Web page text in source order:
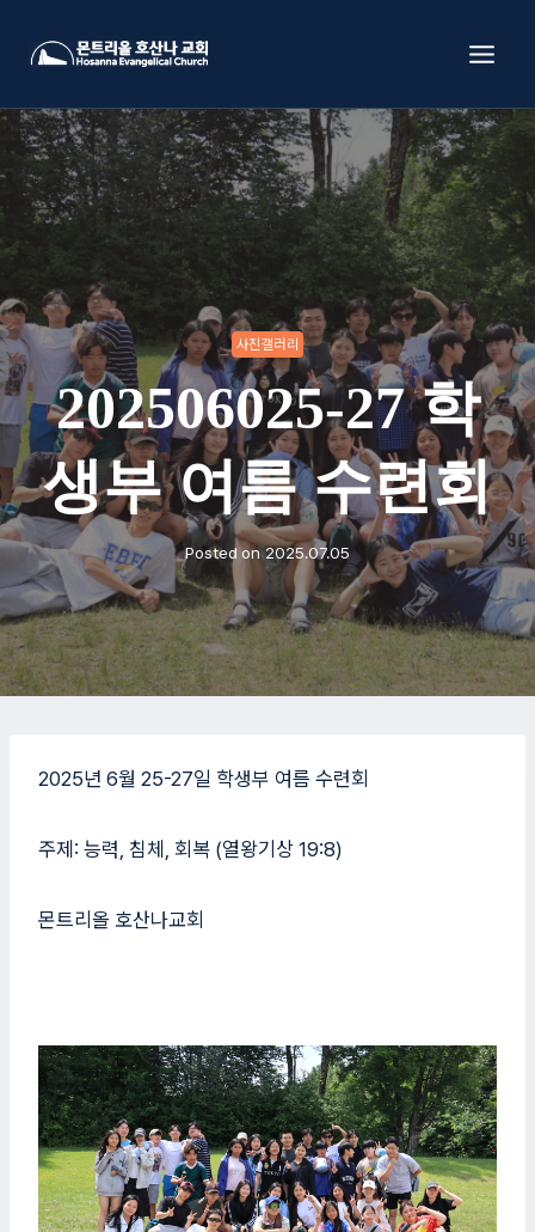
사진갤러리
202506025-27 학
생부 여름 수련회
Posted on 2025.07.05
2025년 6월 25-27일 학생부 여름 수련회
주제: 능력, 침체, 회복 (열왕기상 19:8)
몬트리올 호산나교회